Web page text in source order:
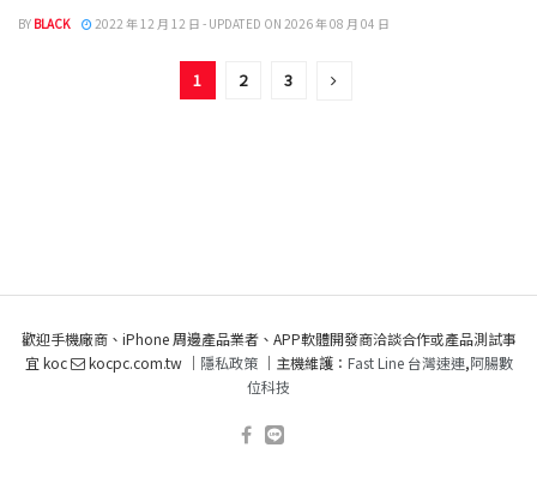
BY BLACK 2022 年 12 月 12 日 - UPDATED ON 2026 年 08 月 04 日
1 2 3
歡迎手機廠商、iPhone 周邊產品業者、APP軟體開發商洽談合作或產品測試事
宜 koc
kocpc.com.tw ｜ 隱私政策｜主機維護： Fast Line 台灣速連,阿腸數
位科技